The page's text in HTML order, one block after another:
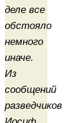
деле все
обстояло
немного
иначе.
Из
сообщений
разведчиков